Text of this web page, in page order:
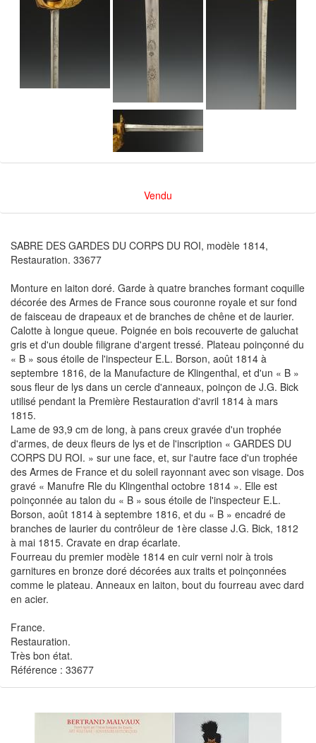
Vendu
SABRE DES GARDES DU CORPS DU ROI, modèle 1814,
Restauration. 33677
Monture en laiton doré. Garde à quatre branches formant coquille
décorée des Armes de France sous couronne royale et sur fond
de faisceau de drapeaux et de branches de chêne et de laurier.
Calotte à longue queue. Poignée en bois recouverte de galuchat
gris et d'un double filigrane d'argent tressé. Plateau poinçonné du
« B » sous étoile de l'inspecteur E.L. Borson, août 1814 à
septembre 1816, de la Manufacture de Klingenthal, et d'un « B »
sous fleur de lys dans un cercle d'anneaux, poinçon de J.G. Bick
utilisé pendant la Première Restauration d'avril 1814 à mars
1815.
Lame de 93,9 cm de long, à pans creux gravée d'un trophée
d'armes, de deux fleurs de lys et de l'inscription « GARDES DU
CORPS DU ROI. » sur une face, et, sur l'autre face d'un trophée
des Armes de France et du soleil rayonnant avec son visage. Dos
gravé « Manufre Rle du Klingenthal octobre 1814 ». Elle est
poinçonnée au talon du « B » sous étoile de l'inspecteur E.L.
Borson, août 1814 à septembre 1816, et du « B » encadré de
branches de laurier du contrôleur de 1ère classe J.G. Bick, 1812
à mai 1815. Cravate en drap écarlate.
Fourreau du premier modèle 1814 en cuir verni noir à trois
garnitures en bronze doré décorées aux traits et poinçonnées
comme le plateau. Anneaux en laiton, bout du fourreau avec dard
en acier.
France.
Restauration.
Très bon état.
Référence : 33677